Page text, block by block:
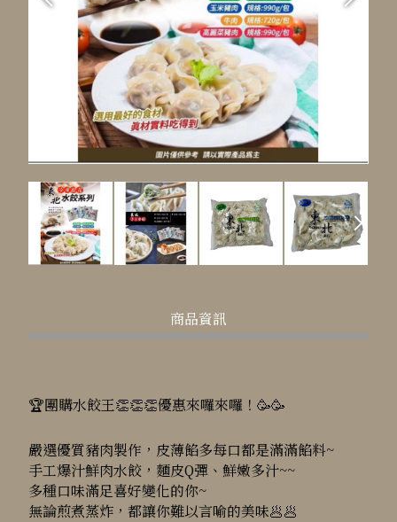
商品資訊
🏆團購水餃王👏👏👏優惠來囉來囉！🥳🥳
嚴選優質豬肉製作，皮薄餡多每口都是滿滿餡料~
手工爆汁鮮肉水餃，麵皮Q彈、鮮嫩多汁~~
多種口味滿足喜好變化的你~
無論煎煮蒸炸，都讓你難以言喻的美味🥟🥟